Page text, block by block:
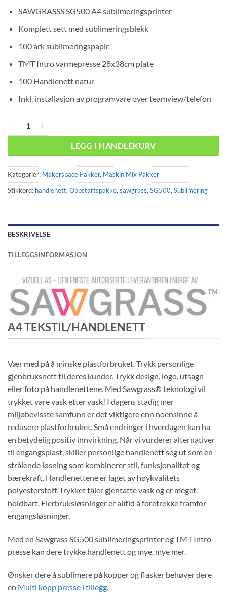
SAWGRASSS SG500 A4 sublimeringsprinter
Komplett sett med sublimeringsblekk
100 ark sublimeringspapir
TMT Intro varmepresse 28x38cm plate
100 Handlenett natur
Inkl. installasjon av programvare over teamview/telefon
LEGG I HANDLEKURV
Kategorier: Makerspace Pakker, Maskin Mix Pakker
Stikkord: handlenett, Oppstartspakke, sawgrass, SG500, Sublimering
BESKRIVELSE
TILLEGGSINFORMASJON
A4 TEKSTIL/HANDLENETT
Vær med på å minske plastforbruket. Trykk personlige
gjenbruksnett til deres kunder. Trykk design, logo, utsagn
eller foto på handlenettene. Med Sawgrass® teknologi vil
trykket vare vask etter vask! I dagens stadig mer
miljøbevisste samfunn er det viktigere enn noensinne å
redusere plastforbruket. Små endringer i hverdagen kan ha
en betydelig positiv innvirkning. Når vi vurderer alternativer
til engangsplast, skiller personlige handlenett seg ut som en
strålende løsning som kombinerer stil, funksjonalitet og
bærekraft. Handlenettene er laget av høykvalitets
polyesterstoff. Trykket tåler gjentatte vask og er meget
holdbart. Flerbruksløsninger er alltid å foretrekke framfor
engangsløsninger.
Med en Sawgrass SG500 sublimeringsprinter og TMT Intro
presse kan dere trykke handlenett og mye, mye mer.
Ønsker dere å sublimere på kopper og flasker behøver dere
en Multi kopp presse i tillegg.